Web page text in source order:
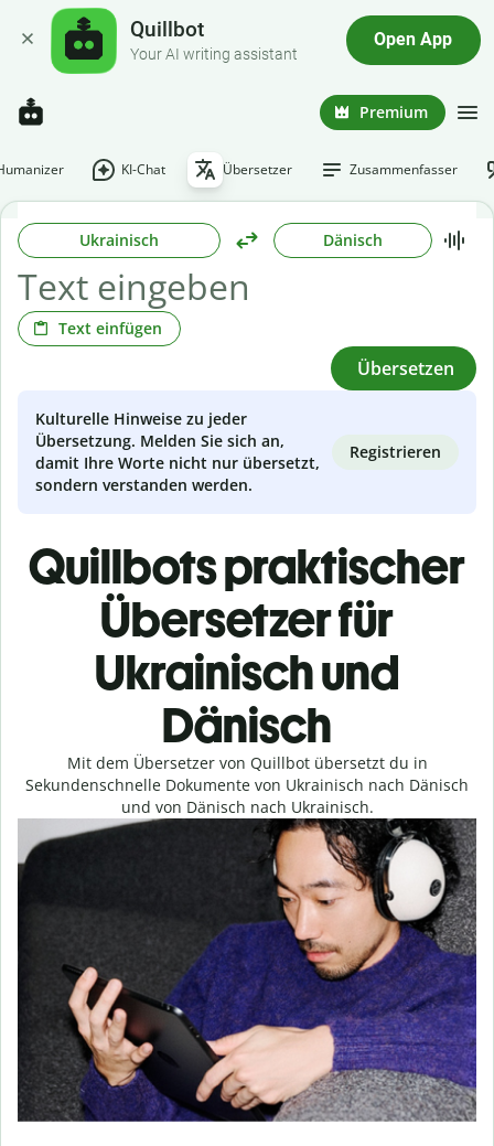
Quillbot
Your AI writing assistant
Open App
Premium
KI-Chat Übersetzer Zusammenfasser
Ukrainisch Dänisch
Text einfügen
Übersetzen
Kulturelle Hinweise zu jeder
Übersetzung. Melden Sie sich an,
damit Ihre Worte nicht nur übersetzt,
sondern verstanden werden.
Registrieren
Quillbots praktischer
Übersetzer für
Ukrainisch und
Dänisch
Mit dem Übersetzer von Quillbot übersetzt du in
Sekundenschnelle Dokumente von Ukrainisch nach Dänisch
und von Dänisch nach Ukrainisch.